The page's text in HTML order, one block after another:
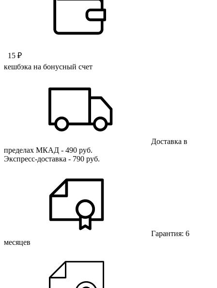
15 ₽
кешбэка на бонусный счет
Доставка в
пределах МКАД - 490 руб.
Экспресс-доставка - 790 руб.
Гарантия: 6
месяцев